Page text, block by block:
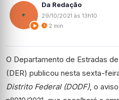
Da Redação
29/10/2021 às 13h10
2 min
O Departamento de Estradas
(DER) publicou nesta sexta-
Distrito Federal (DODF), o